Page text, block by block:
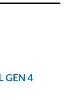
GEN 4